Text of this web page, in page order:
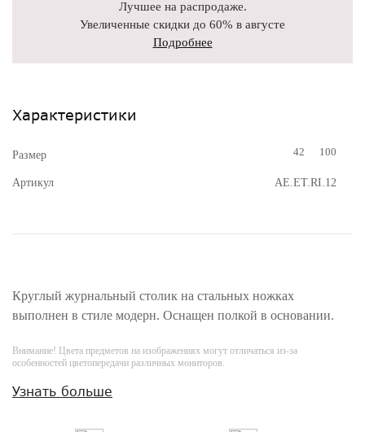
Лучшее на распродаже.
Увеличенные скидки до 60% в августе
Подробнее
Характеристики
Размер 42 100
Артикул AE.ET.RI.12
Круглый журнальный столик на стальных ножках
выполнен в стиле модерн. Оснащен полкой в основании.
Внимание! Цвета предметов на изображениях могут отличаться из-за
особенностей цветопередачи различных мониторов.
Узнать больше